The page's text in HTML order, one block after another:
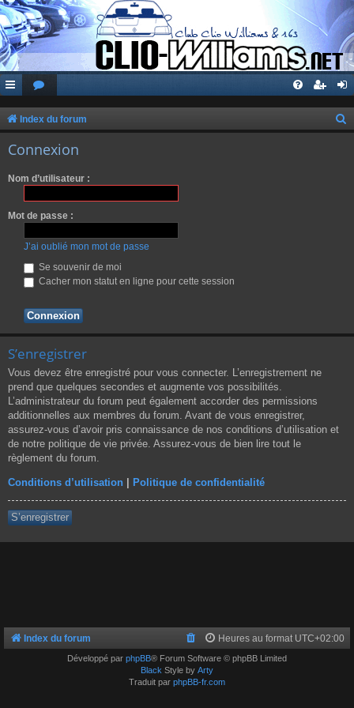
Index du forum
Connexion
Nom d’utilisateur :
Mot de passe :
J’ai oublié mon mot de passe
Se souvenir de moi
Cacher mon statut en ligne pour cette session
S’enregistrer
Vous devez être enregistré pour vous connecter. L’enregistrement ne
prend que quelques secondes et augmente vos possibilités.
L’administrateur du forum peut également accorder des permissions
additionnelles aux membres du forum. Avant de vous enregistrer,
assurez-vous d’avoir pris connaissance de nos conditions d’utilisation et
de notre politique de vie privée. Assurez-vous de bien lire tout le
règlement du forum.
Conditions d’utilisation Politique de confidentialité
S’enregistrer
Index du forum Heures au format UTC+02:00
Développé par phpBB® Forum Software © phpBB Limited
Black Style by Arty
Traduit par phpBB-fr.com